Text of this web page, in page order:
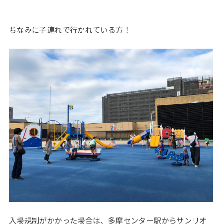
ちなみに子連れで行かれている方！
入場規制がかかった場合は、多摩センター駅からサンリオ